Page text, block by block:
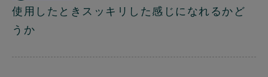
使用したときスッキリした感じになれるかど
うか